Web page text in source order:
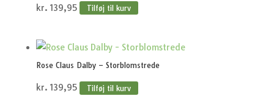
kr. 139,95 Tilføj til kurv
Rose Claus Dalby – Storblomstrede
kr. 139,95 Tilføj til kurv